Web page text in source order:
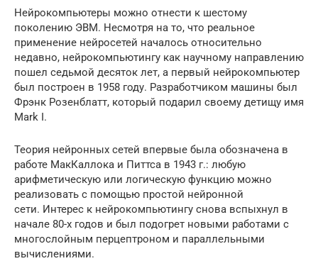
Нейрокомпьютеры можно отнести к шестому
поколению ЭВМ. Несмотря на то, что реальное
применение нейросетей началось относительно
недавно, нейрокомпьютингу как научному направлению
пошел седьмой десяток лет, а первый нейрокомпьютер
был построен в 1958 году. Разработчиком машины был
Фрэнк Розенблатт, который подарил своему детищу имя
Mark I.
Теория нейронных сетей впервые была обозначена в
работе МакКаллока и Питтса в 1943 г.: любую
арифметическую или логическую функцию можно
реализовать с помощью простой нейронной
сети. Интерес к нейрокомпьютингу снова вспыхнул в
начале 80-х годов и был подогрет новыми работами с
многослойным перцептроном и параллельными
вычислениями.